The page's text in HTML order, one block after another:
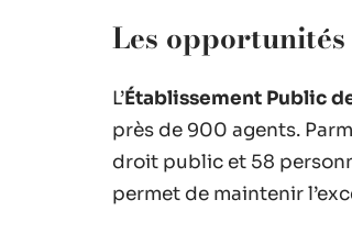
Les
L’Établissement Public
près de 900 agents.
droit public et 58
permet de maintenir